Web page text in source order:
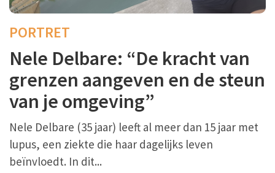
PORTRET
Nele Delbare: “De kracht van
grenzen aangeven en de steun
van je omgeving”
Nele Delbare (35 jaar) leeft al meer dan 15 jaar met
lupus, een ziekte die haar dagelijks leven
beïnvloedt. In dit...